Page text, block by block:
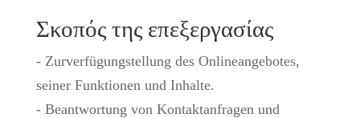
Σκοπός της επεξεργασίας
- Zurverfügungstellung des Onlineangebotes,
seiner Funktionen und Inhalte.
- Beantwortung von Kontaktanfragen und